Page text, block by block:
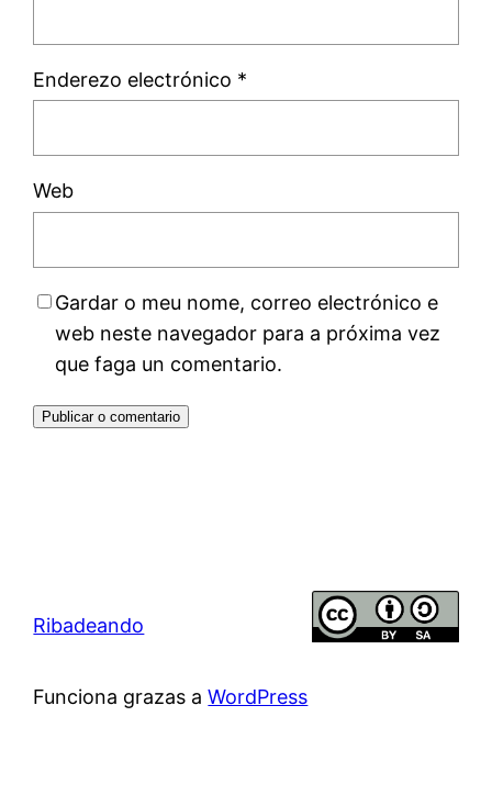
Enderezo electrónico *
Web
Gardar o meu nome, correo electrónico e
web neste navegador para a próxima vez
que faga un comentario.
Ribadeando
Funciona grazas aWordPress